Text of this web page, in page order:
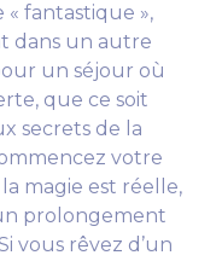
fantastique »,
dans un autre
un séjour où
que ce soit
secrets de la
votre
magie est réelle,
prolongement
vous rêvez d’un